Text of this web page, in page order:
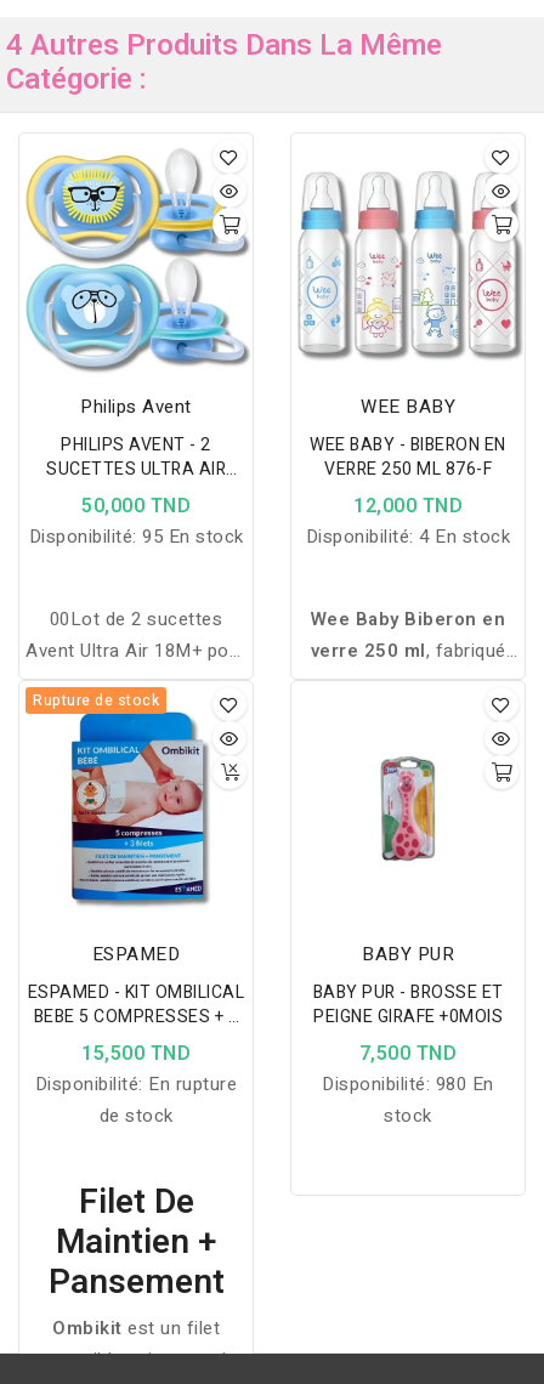
4 Autres Produits Dans La Même
Catégorie :
Philips Avent
PHILIPS AVENT - 2
SUCETTES ULTRA AIR
+18MOIS
50,000 TND
Disponibilité: 95 En stock
00Lot de 2 sucettes
Avent Ultra Air 18M+ pour
fille, avec tétine
orthodontique, design
respirant et sans BPA,
pour un confort et une
hygiène optimale.
WEE BABY
WEE BABY - BIBERON EN
VERRE 250 ML 876-F
12,000 TND
Disponibilité:4 En stock
Wee Baby Biberon en
verre 250 ml, fabriqué
en matériaux naturels
sans produits chimiques,
résistant à la chaleur,
stérilisable et avec
motifs colorés attrayants
pour bébé.
Rupture de stock
ESPAMED
ESPAMED - KIT OMBILICAL
BEBE 5 COMPRESSES + 3
FILETS
15,500 TND
Disponibilité: En rupture
de stock
Filet De
Maintien +
Pansement
Ombikit est un filet
extensible qui assure le
BABY PUR
BABY PUR - BROSSE ET
PEIGNE GIRAFE +0MOIS
7,500 TND
Disponibilité: 980 En
stock